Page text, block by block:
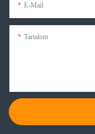
E-Mail
Tartalom